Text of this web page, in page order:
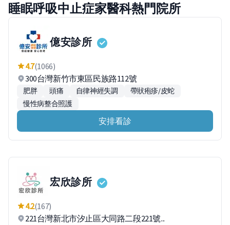
睡眠呼吸中止症家醫科熱門院所
億安診所
4.7(1066)
300台灣新竹市東區民族路112號
肥胖 頭痛 自律神經失調
帶狀疱疹/皮蛇
慢性病整合照護
安排看診
宏欣診所
4.2(167)
221台灣新北市汐止區大同路二段221號...